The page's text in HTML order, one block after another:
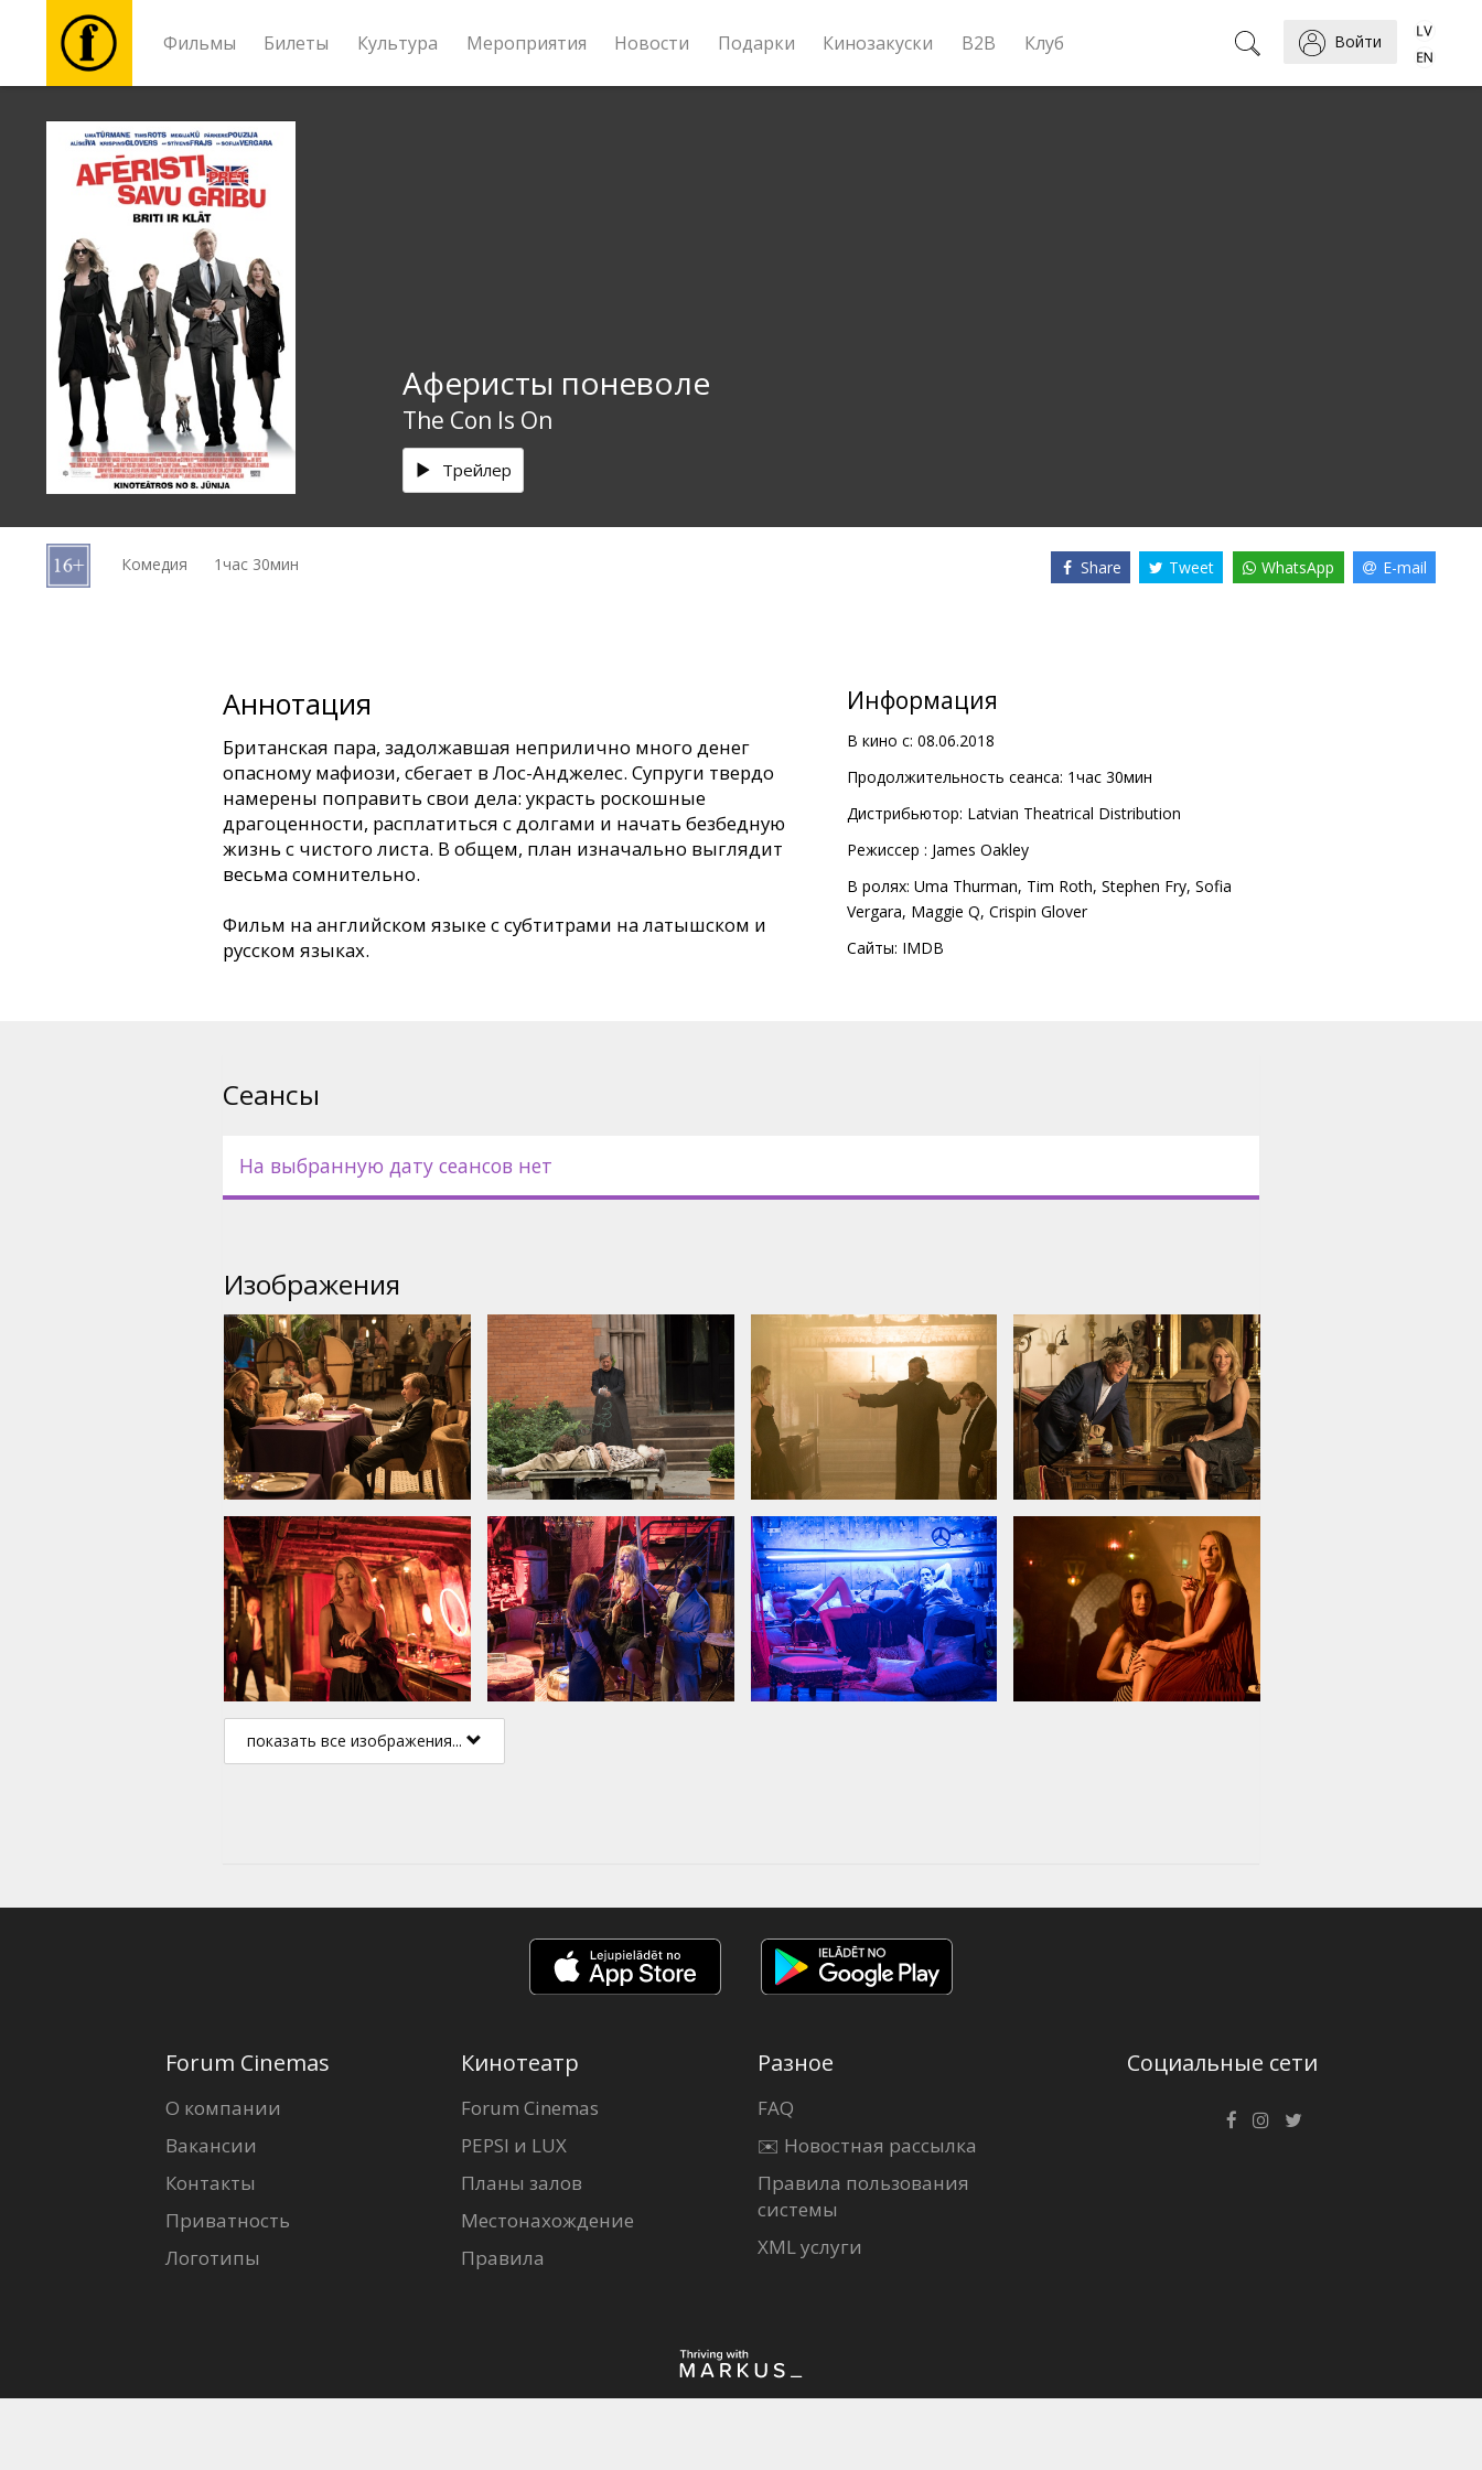
Фильмы Билеты Культура Мероприятия Новости Подарки Кинозакуски B2B Клуб Войти
Фильмы
Билеты
Культура
Мероприятия
Новости
Подарки
B2B
Аферисты поневоле
The Con Is On
Трейлер
Комедия 1час 30мин Share Tweet WhatsApp E-mail
Аннотация
Британская пара, задолжавшая неприлично много денег
опасному мафиози, сбегает в Лос-Анджелес. Супруги твердо
намерены поправить свои дела: украсть роскошные
драгоценности, расплатиться с долгами и начать безбедную
жизнь с чистого листа. В общем, план изначально выглядит
весьма сомнительно.
Фильм на английском языке с субтитрами на латышском и
русском языках.
Информация
В кино с: 08.06.2018
Продолжительность сеанса: 1час 30мин
Дистрибьютор: Latvian Theatrical Distribution
Pежиссер : James Oakley
В ролях: Uma Thurman, Tim Roth, Stephen Fry, Sofia
Vergara, Maggie Q, Crispin Glover
Сайты: IMDB
Сеансы
На выбранную дату сеансов нет
Изображения
показать все изображения...
Forum Cinemas
О компании
Вакансии
Контакты
Приватность
Логотипы
Кинотеатр
Forum Cinemas
PEPSI и LUX
Планы залов
Местонахождение
Правила
Разное
FAQ
✉️ Новостная рассылка
Правила пользования
системы
XML услуги
Социальные сети